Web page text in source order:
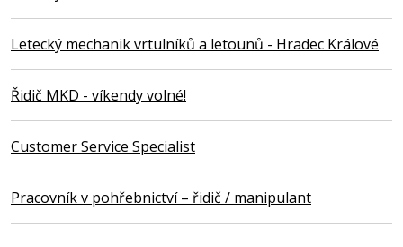
Letecký mechanik vrtulníků a letounů - Hradec Králové
Řidič MKD - víkendy volné!
Customer Service Specialist
Pracovník v pohřebnictví – řidič / manipulant